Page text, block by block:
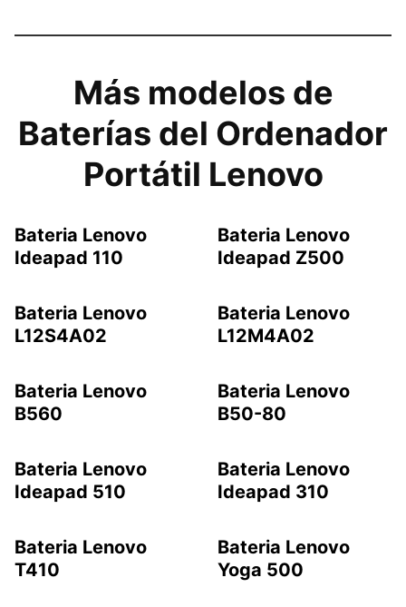
Más modelos de
Baterías del Ordenador
Portátil Lenovo
Bateria Lenovo
Ideapad 110
Bateria Lenovo
Ideapad Z500
Bateria Lenovo
L12S4A02
Bateria Lenovo
L12M4A02
Bateria Lenovo
B560
Bateria Lenovo
B50-80
Bateria Lenovo
Ideapad 510
Bateria Lenovo
Ideapad 310
Bateria Lenovo
T410
Bateria Lenovo
Yoga 500